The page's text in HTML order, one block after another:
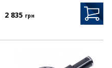
2 835 грн